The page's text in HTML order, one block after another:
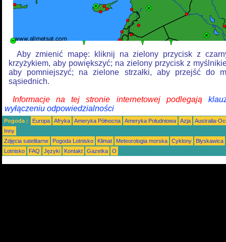
Aby zmienić mapę: kliknij na zielony przycisk z
krzyżykiem, aby powiększyć; na zielony przycisk z
aby pomniejszyć; na zielone strzałki, aby przejść do
sąsiednich.
Informacje na tej stronie internetowej podlegają
wyłączeniu odpowiedzialności
Pogoda : Europa Afryka Ameryka Północna Ameryka Południowa Azja
Australia-
Inny
Zdjęcia satelitarne
Pogoda Lotnisko Klimat Meteorologia morska Cyklony
Błyskawica
Lotnisko
FAQ Języki Kontakt Gazetka O